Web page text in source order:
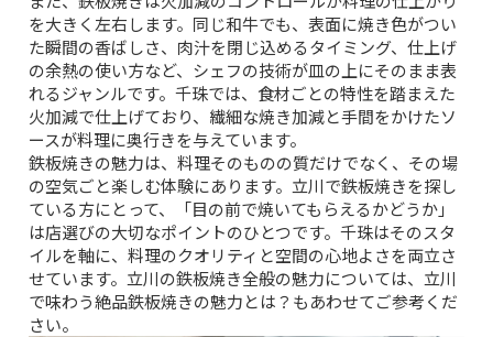
を大きく左右します。同じ和牛でも、表面に焼き色がつい
た瞬間の香ばしさ、肉汁を閉じ込めるタイミング、仕上げ
の余熱の使い方など、シェフの技術が皿の上にそのまま表
れるジャンルです。千珠では、食材ごとの特性を踏まえた
火加減で仕上げており、繊細な焼き加減と手間をかけたソ
ースが料理に奥行きを与えています。
鉄板焼きの魅力は、料理そのものの質だけでなく、その場
の空気ごと楽しむ体験にあります。立川で鉄板焼きを探し
ている方にとって、「目の前で焼いてもらえるかどうか」
は店選びの大切なポイントのひとつです。千珠はそのスタ
イルを軸に、料理のクオリティと空間の心地よさを両立さ
せています。立川の鉄板焼き全般の魅力については、 立川
で味わう絶品鉄板焼きの魅力とは？ もあわせてご参考くだ
さい。